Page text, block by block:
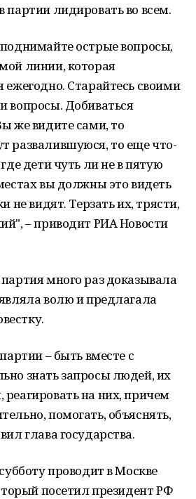
партии лидировать во всем.
острые вопросы,
линии, которая
ежегодно. Старайтесь своими
вопросы. Добиваться
же видите сами, то
развалившуюся, то еще что-
дети чуть ли не в пятую
вы должны это видеть
не видят. Терзать их, трясти,
– приводит РИА Новости
много раз доказывала
волю и предлагала
– быть вместе с
знать запросы людей, их
на них, причем
помогать, объяснять,
глава государства.
проводит в Москве
посетил президент РФ